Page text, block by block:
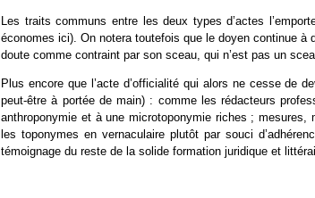
Les traits communs entre les deux types d’actes
économes ici). On notera toutefois que le doyen continue
doute comme contraint par son sceau, qui n’est pas un
Plus encore que l’acte d’officialité qui alors ne cesse de
peut-être à portée de main) : comme les rédacteurs
anthroponymie et à une microtoponymie riches ;
les toponymes en vernaculaire plutôt par souci
témoignage du reste de la solide formation juridique et